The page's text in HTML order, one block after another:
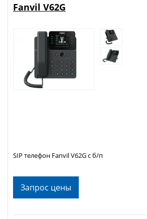
Запрос цены
Fanvil V62G
SIP телефон Fanvil V62G с б/п